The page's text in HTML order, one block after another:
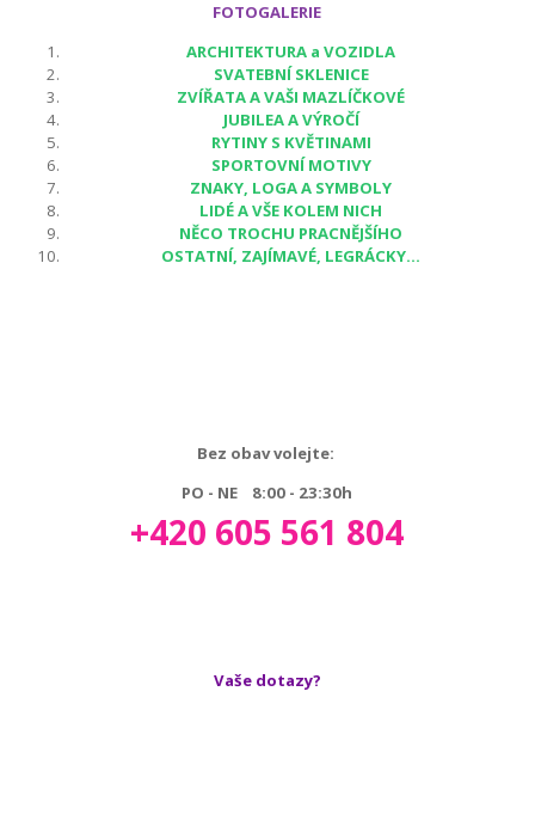
FOTOGALERIE
ARCHITEKTURA a VOZIDLA
SVATEBNÍ SKLENICE
ZVÍŘATA A VAŠI MAZLÍČKOVÉ
JUBILEA A VÝROČÍ
RYTINY S KVĚTINAMI
SPORTOVNÍ MOTIVY
ZNAKY, LOGA A SYMBOLY
LIDÉ A VŠE KOLEM NICH
NĚCO TROCHU PRACNĚJŠÍHO
OSTATNÍ, ZAJÍMAVÉ, LEGRÁCKY...
Bez obav volejte:
PO - NE 8:00 - 23:30h
+420 605 561 804
Vaše dotazy?